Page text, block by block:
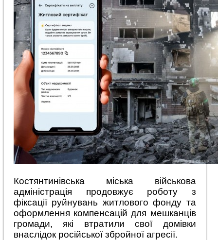
Костянтинівська міська військова
адміністрація продовжує роботу з
фіксації руйнувань житлового фонду та
оформлення компенсацій для мешканців
громади, які втратили свої домівки
внаслідок російської збройної агресії.